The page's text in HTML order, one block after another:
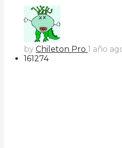
by Chileton Pro 1 año
161274